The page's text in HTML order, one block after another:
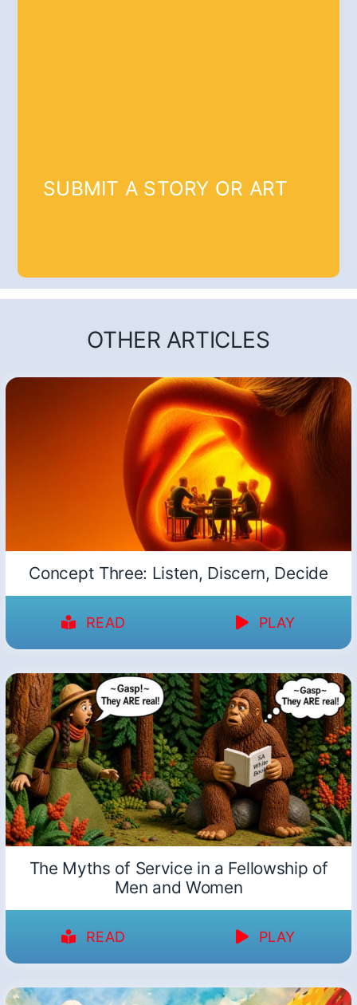
SUBMIT A STORY OR ART
OTHER ARTICLES
Concept Three: Listen, Discern, Decide
READ PLAY
The Myths of Service in a Fellowship of
Men and Women
READ PLAY